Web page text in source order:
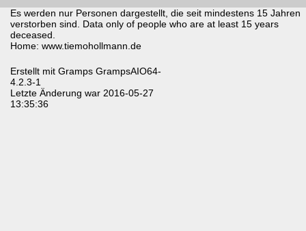
Es werden nur Personen dargestellt, die seit mindestens 15 Jahren
verstorben sind. Data only of people who are at least 15 years
deceased.
Home: www.tiemohollmann.de
Erstellt mit Gramps GrampsAIO64-
4.2.3-1
Letzte Änderung war 2016-05-27
13:35:36